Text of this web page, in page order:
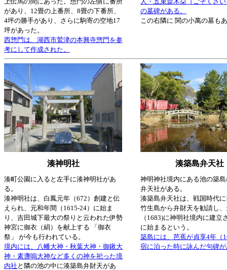
があり、12畳の上番所、8畳の下番所、
4坪の勝手があり、さらに駒寄の空地17
坪があった。
西惣門は、湖西市鷲津の本興寺惣門を参
考にして作成された。
の墓碑がある。
この右隣に 関の小萬の墓も
湊神明社 湊築島弁天社
湊町公園に入ると左手に湊神明社があ
る。
湊神明社は、白鳳元年（672）創建と伝
えられ、元和年間（1615-24）に始ま
り、吉田城下最大の祭りと云われた伊勢
神宮に御衣（絹）を献上する 「御衣
祭」 が今も行われている。
境内には、八幡大神・秋葉大神・御鍬大
神・素盞嗚大神など多くの神を祀った境
内社 と隣の池の中に湊築島弁財天があ
神明神社境内にある池の築
弁天社がある。
湊築島弁天社は、戦国時代
竹生島から弁財天を勧請し
（1683)に神明社境内に建立
に始まるという。
築島には、芭蕉が貞享4年（
宿に泊った時に詠んだ句碑